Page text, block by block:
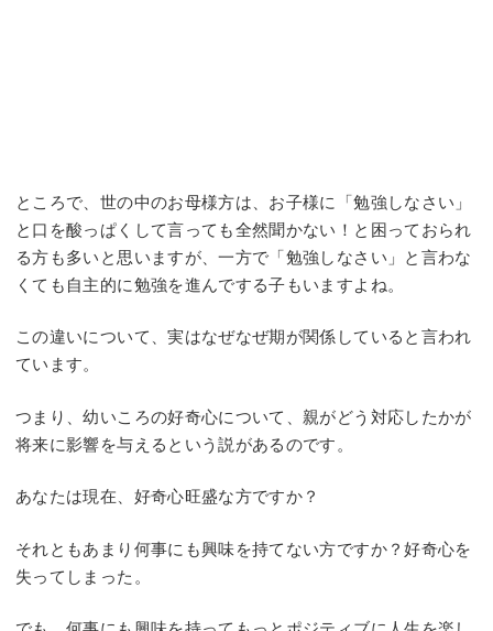
ところで、世の中のお母様方は、お子様に「勉強しなさい」
と口を酸っぱくして言っても全然聞かない！と困っておられ
る方も多いと思いますが、一方で「勉強しなさい」と言わな
くても自主的に勉強を進んでする子もいますよね。
この違いについて、実はなぜなぜ期が関係していると言われ
ています。
つまり、幼いころの好奇心について、親がどう対応したかが
将来に影響を与えるという説があるのです。
あなたは現在、好奇心旺盛な方ですか？
それともあまり何事にも興味を持てない方ですか？好奇心を
失ってしまった。